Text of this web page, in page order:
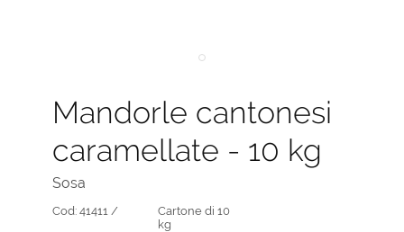
Mandorle cantonesi
caramellate - 10 kg
Sosa
Cod: 41411 /
Cartone di 10
kg